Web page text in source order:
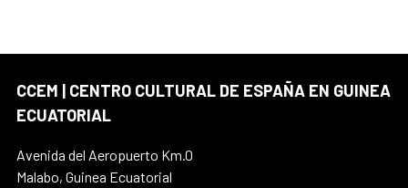
CCEM | CENTRO CULTURAL DE ESPAÑA EN GUINEA
ECUATORIAL
Avenida del Aeropuerto Km.0
Malabo, Guinea Ecuatorial